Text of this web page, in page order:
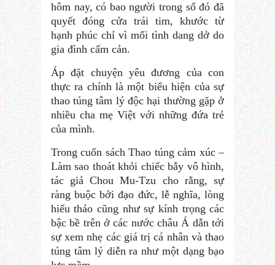
hôm nay, có bao người trong số đó đã
quyết đóng cửa trái tim, khước từ
hạnh phúc chỉ vì mối tình dang dở do
gia đình cấm cản.
Áp đặt chuyện yêu đương của con
thực ra chính là một biểu hiện của sự
thao túng tâm lý độc hại thường gặp ở
nhiều cha mẹ Việt với những đứa trẻ
của mình.
Trong cuốn sách Thao túng cảm xúc –
Làm sao thoát khỏi chiếc bẫy vô hình,
tác giả Chou Mu-Tzu cho rằng, sự
ràng buộc bởi đạo đức, lễ nghĩa, lòng
hiếu thảo cũng như sự kính trọng các
bậc bề trên ở các nước châu Á dẫn tới
sự xem nhẹ các giá trị cá nhân và thao
túng tâm lý diễn ra như một dạng bạo